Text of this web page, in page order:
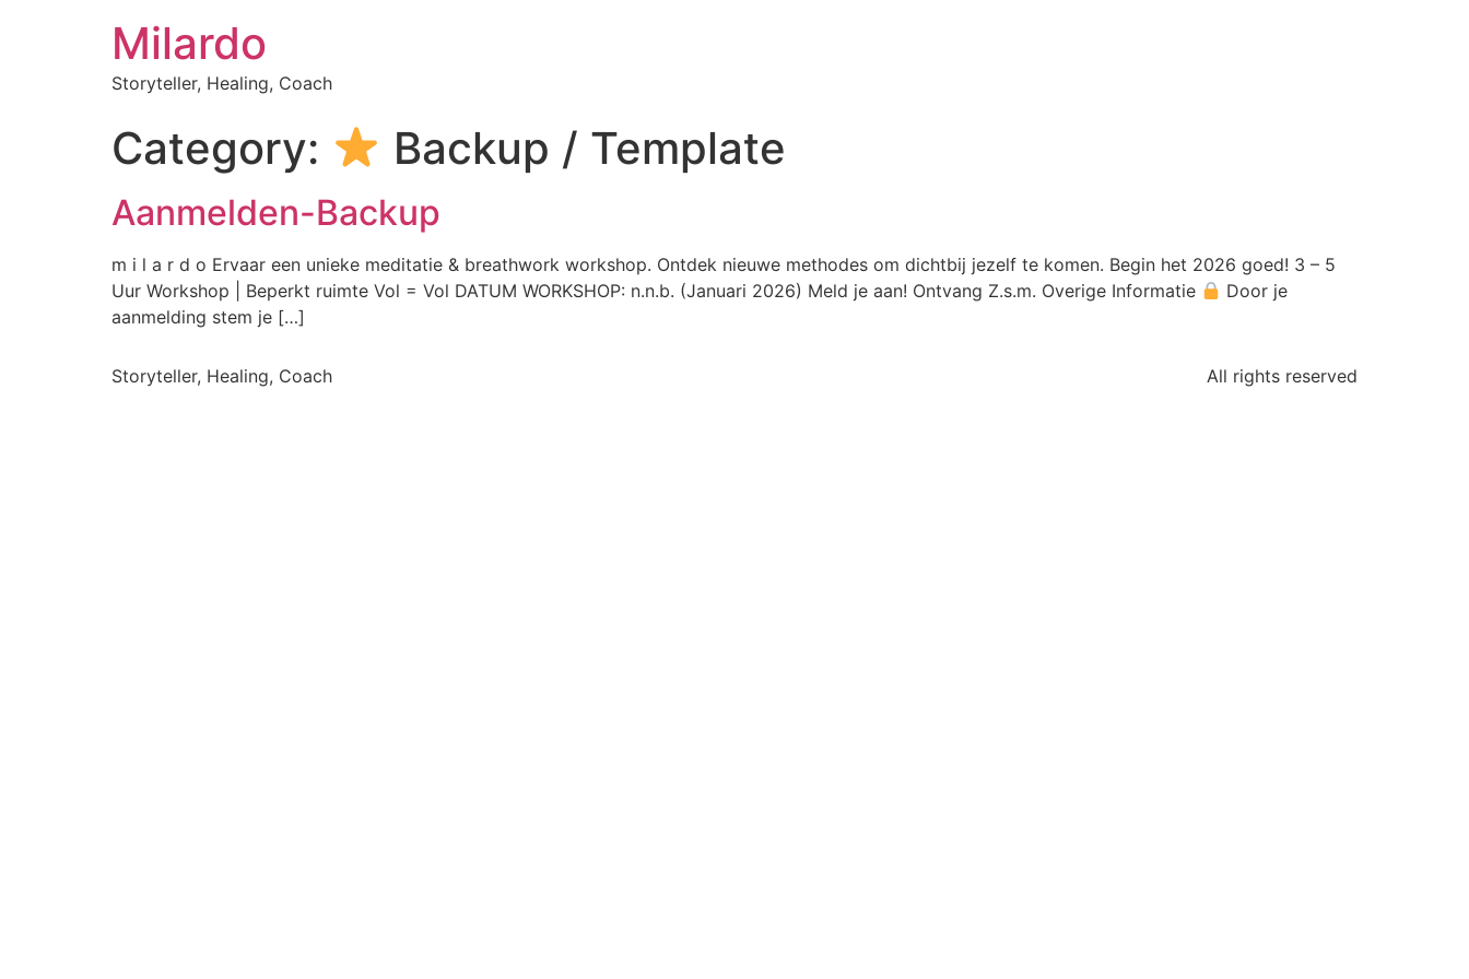
Milardo
Storyteller, Healing, Coach
Category: Backup / Template
Aanmelden-Backup
m i l a r d o Ervaar een unieke meditatie & breathwork workshop. Ontdek nieuwe methodes om dichtbij jezelf te komen. Begin het 2026 goed! 3 – 5
Uur Workshop | Beperkt ruimte Vol = Vol DATUM WORKSHOP: n.n.b. (Januari 2026) Meld je aan! Ontvang Z.s.m. Overige Informatie
Door je
aanmelding stem je […]
Storyteller, Healing, Coach All rights reserved